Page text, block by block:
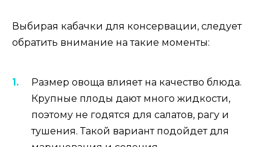
Выбирая кабачки для консервации, следует
обратить внимание на такие моменты:
Размер овоща влияет на качество блюда.
Крупные плоды дают много жидкости,
поэтому не годятся для салатов, рагу и
тушения. Такой вариант подойдет для